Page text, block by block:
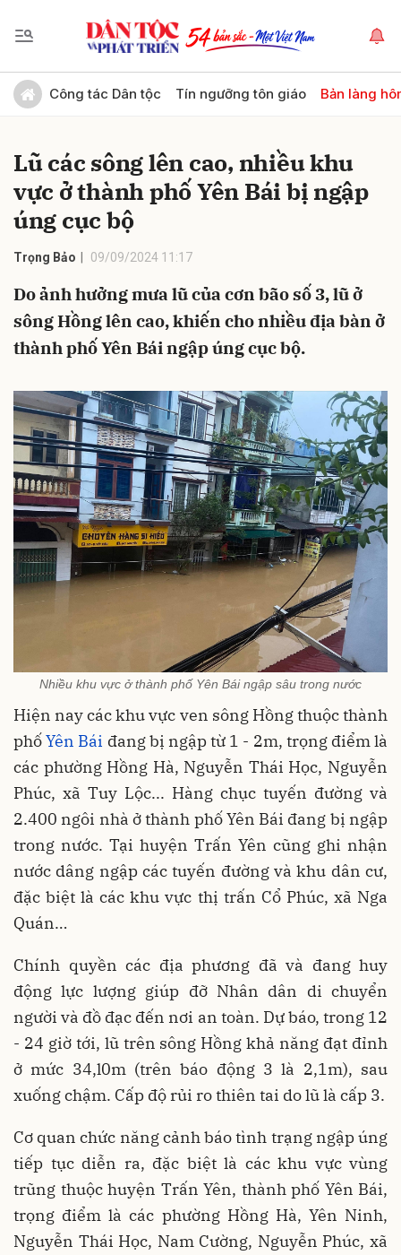
Công tác Dân tộc Tín ngưỡng tôn giáo Bản làng
Lũ các sông lên cao, nhiều khu
vực ở thành phố Yên Bái bị ngập
úng cục bộ
Trọng Bảo 09/09/2024 11:17
Do ảnh hưởng mưa lũ của cơn bão số 3, lũ ở
sông Hồng lên cao, khiến cho nhiều địa bàn ở
thành phố Yên Bái ngập úng cục bộ.
Nhiều khu vực ở thành phố Yên Bái ngập sâu trong nước
Hiện nay các khu vực ven sông Hồng thuộc thành
phốYên Bái đang bị ngập từ 1 - 2m, trọng điểm là
các phường Hồng Hà, Nguyễn Thái Học, Nguyễn
Phúc, xã Tuy Lộc... Hàng chục tuyến đường và
2.400 ngôi nhà ở thành phố Yên Bái đang bị ngập
trong nước. Tại huyện Trấn Yên cũng ghi nhận
nước dâng ngập các tuyến đường và khu dân cư,
đặc biệt là các khu vực thị trấn Cổ Phúc, xã Nga
Quán…
Chính quyền các địa phương đã và đang huy
động lực lượng giúp đỡ Nhân dân di chuyển
người và đồ đạc đến nơi an toàn. Dự báo, trong 12
- 24 giờ tới, lũ trên sông Hồng khả năng đạt đỉnh
ở mức 34,l0m (trên báo động 3 là 2,1m), sau
xuống chậm. Cấp độ rủi ro thiên tai do lũ là cấp 3.
Cơ quan chức năng cảnh báo tình trạng ngập úng
tiếp tục diễn ra, đặc biệt là các khu vực vùng
trũng thuộc huyện Trấn Yên, thành phố Yên Bái,
trọng điểm là các phường Hồng Hà, Yên Ninh,
Nguyễn Thái Học, Nam Cường, Nguyễn Phúc, xã
Gửi bình luận